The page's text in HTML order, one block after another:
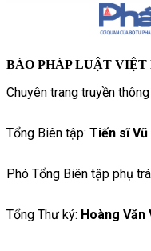
BÁO PHÁP LUẬT VIỆT
Chuyên trang truyền
Tổng Biên tập: Tiến sĩ Vũ
Phó Tổng Biên tập phụ
Tổng Thư ký: Hoàng Văn